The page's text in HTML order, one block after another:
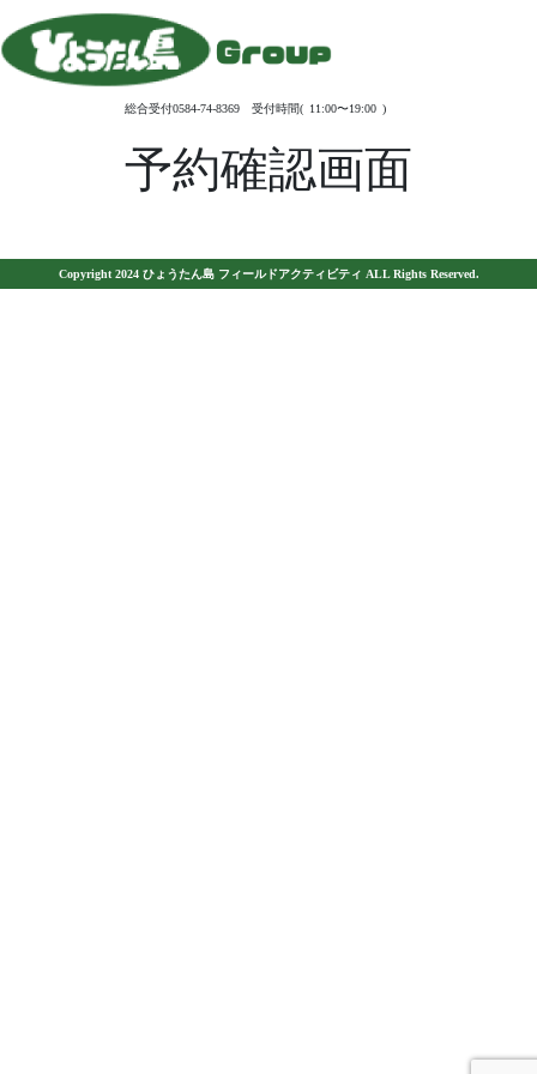
総合受付0584-74-8369 受付時間( 11:00〜19:00 )
予約確認画面
Copyright 2024 ひょうたん島 フィールドアクティビティ ALL Rights Reserved.